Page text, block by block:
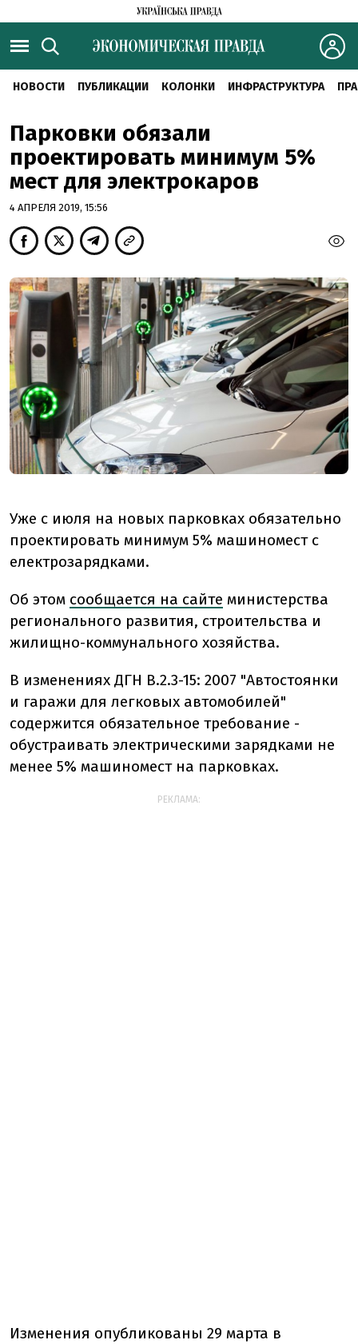
НОВОСТИ ПУБЛИКАЦИИ КОЛОНКИ ИНФРАСТРУКТУРА
Парковки обязали
проектировать минимум 5%
мест для электрокаров
4 АПРЕЛЯ 2019, 15:56
Уже с июля на новых парковках обязательно
проектировать минимум 5% машиномест с
електрозарядками.
Об этом сообщается на сайте министерства
регионального развития, строительства и
жилищно-коммунального хозяйства.
В изменениях ДГН В.2.3-15: 2007 "Автостоянки
и гаражи для легковых автомобилей"
содержится обязательное требование -
обустраивать электрическими зарядками не
менее 5% машиномест на парковках.
РЕКЛАМА:
Изменения опубликованы 29 марта в